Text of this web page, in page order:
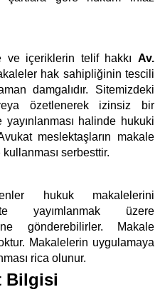
ve içeriklerin telif hakkı Av.
hak sahipliğinin tescili
damgalıdır. Sitemizdeki
özetlenerek izinsiz bir
halinde hukuki
meslektaşların makale
serbesttir.
hukuk makalelerini
yayımlanmak üzere
gönderebilirler. Makale
Makalelerin uygulamaya
rica olunur.
Bilgisi